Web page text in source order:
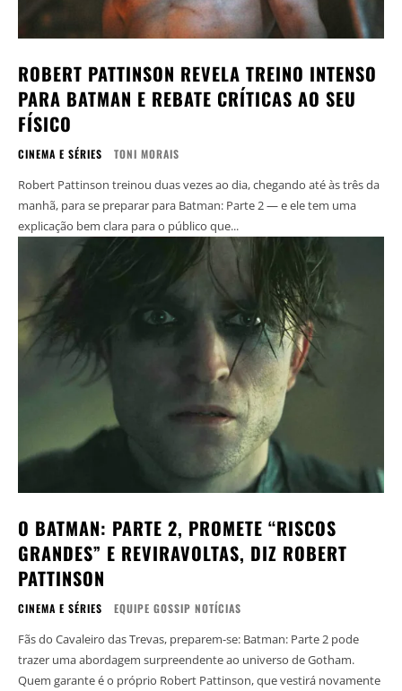
ROBERT PATTINSON REVELA TREINO INTENSO
PARA BATMAN E REBATE CRÍTICAS AO SEU
FÍSICO
CINEMA E SÉRIES TONI MORAIS
Robert Pattinson treinou duas vezes ao dia, chegando até às três da
manhã, para se preparar para Batman: Parte 2 — e ele tem uma
explicação bem clara para o público que...
O BATMAN: PARTE 2, PROMETE “RISCOS
GRANDES” E REVIRAVOLTAS, DIZ ROBERT
PATTINSON
CINEMA E SÉRIES EQUIPE GOSSIP NOTÍCIAS
Fãs do Cavaleiro das Trevas, preparem-se: Batman: Parte 2 pode
trazer uma abordagem surpreendente ao universo de Gotham.
Quem garante é o próprio Robert Pattinson, que vestirá novamente